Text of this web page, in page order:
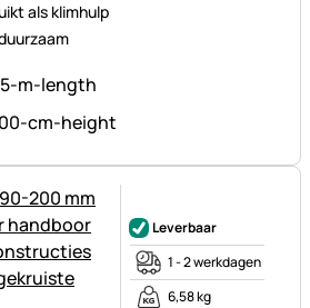
als klimhulp
Leverbaar
1 - 2 werkdagen
6,58 kg